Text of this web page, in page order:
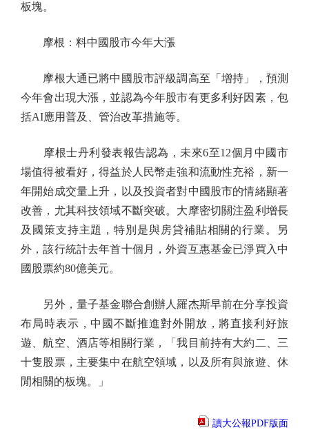
板塊。
摩根：料中國股市今年大漲
摩根大通已將中國股市評級調高至「增持」，預測
今年會出現大漲，並認為今年股市有更多利好因素，包
括AI應用普及、管治改革措施等。
摩根士丹利發表報告認為，未來6至12個月中國市
場值得被看好，得益於人民幣走強和流動性充裕，新一
年開始成交量上升，以及投資者對中國股市的情緒顯著
改善，尤其科技領域不斷突破。大摩密切關注盈利增長
及國策支持主題，特別是與房貸補貼相關的行業。另
外，該行統計去年首十個月，外資互惠基金已淨買入中
國股票約80億美元。
另外，量子基金聯合創辦人羅杰斯早前在分享投資
布局時表示，中國不斷推進對外開放，將直接利好旅
遊、航空、酒店等相關行業，「我目前持有大約二、三
十隻股票，主要集中在航空領域，以及所有與旅遊、休
閒相關的板塊。」
讀大公報PDF版面